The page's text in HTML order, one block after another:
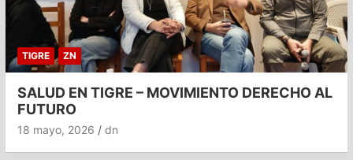
TIGRE ZN
SALUD EN TIGRE – MOVIMIENTO DERECHO AL
FUTURO
18 mayo, 2026 dn